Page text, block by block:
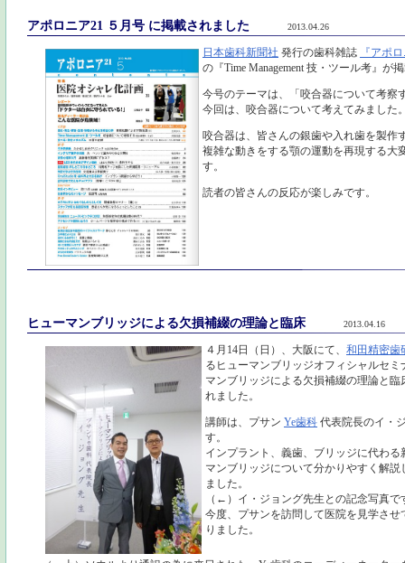
アポロニア21 ５月号 に掲載されました 2013.04.26
日本歯科新聞社 発行の歯科雑誌
『アポ
の『Time Management 技・ツール考』が
今号のテーマは、「咬合器について考察
今回は、咬合器について考えてみました
咬合器は、皆さんの銀歯や入れ歯を製作
複雑な動きをする顎の運動を再現する大
す。
読者の皆さんの反応が楽しみです。
ヒューマンブリッジによる欠損補綴の理論と臨床 2013.04.16
４月14日（日）、大阪にて、 和田精密歯
るヒューマンブリッジオフィシャルセミ
マンブリッジによる欠損補綴の理論と臨
れました。
講師は、プサン Ye歯科 代表院長のイ・
す。
インプラント、義歯、ブリッジに代わる
マンブリッジについて分かりやすく解説
ました。
（←）イ・ジョング先生との記念写真で
今度、プサンを訪問して医院を見学させ
りました。